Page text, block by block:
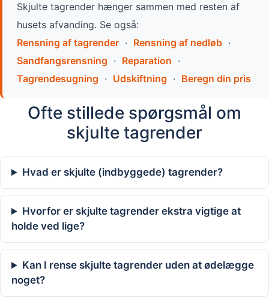
Skjulte tagrender hænger sammen med resten af
husets afvanding. Se også:
Rensning af tagrender · Rensning af nedløb ·
Sandfangsrensning · Reparation ·
Tagrendesugning · Udskiftning · Beregn din pris
Ofte stillede spørgsmål om
skjulte tagrender
Hvad er skjulte (indbyggede) tagrender?
Hvorfor er skjulte tagrender ekstra vigtige at
holde ved lige?
Kan I rense skjulte tagrender uden at ødelægge
noget?